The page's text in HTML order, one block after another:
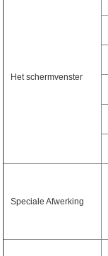
Het schermvenster
Speciale Afwerking